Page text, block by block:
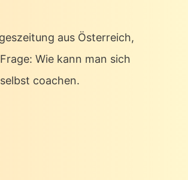
aus Österreich,
Wie kann man sich
coachen.